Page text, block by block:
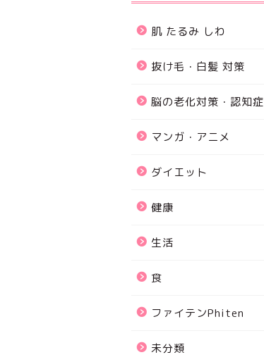
肌 たるみ しわ
抜け毛・白髪 対策
脳の老化対策・認知症
マンガ・アニメ
ダイエット
健康
生活
食
ファイテンPhiten
未分類